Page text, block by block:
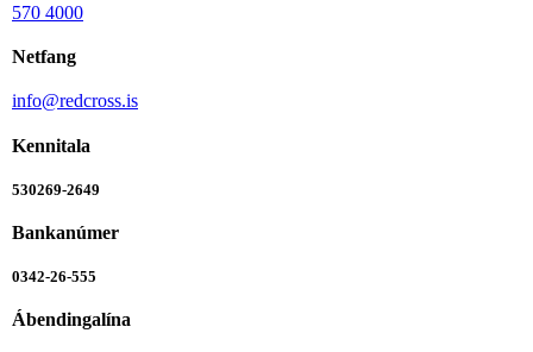
570 4000
Netfang
info@redcross.is
Kennitala
530269-2649
Bankanúmer
0342-26-555
Ábendingalína